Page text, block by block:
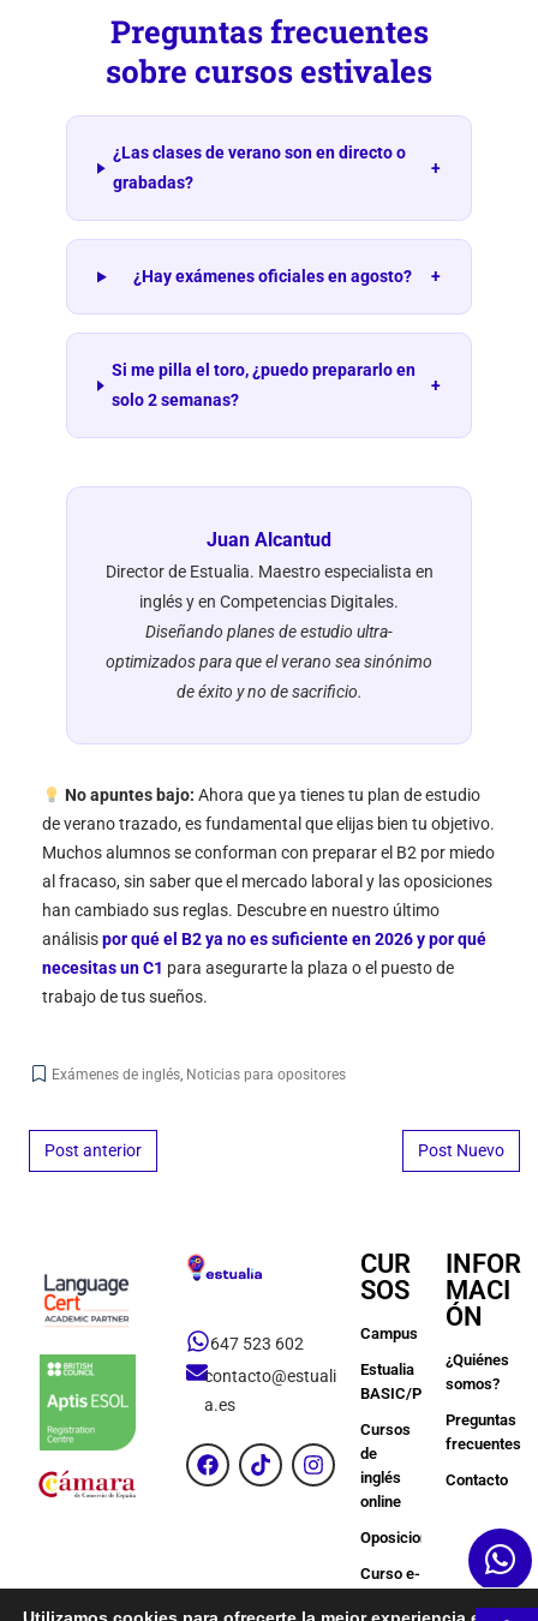
Preguntas frecuentes
sobre cursos estivales
¿Las clases de verano son en directo o
grabadas?
+
¿Hay exámenes oficiales en agosto? +
Si me pilla el toro, ¿puedo prepararlo en
solo 2 semanas?
+
Juan Alcantud
Director de Estualia. Maestro especialista en
inglés y en Competencias Digitales.
Diseñando planes de estudio ultra-
optimizados para que el verano sea sinónimo
de éxito y no de sacrificio.
No apuntes bajo: Ahora que ya tienes tu plan de estudio
de verano trazado, es fundamental que elijas bien tu objetivo.
Muchos alumnos se conforman con preparar el B2 por miedo
al fracaso, sin saber que el mercado laboral y las oposiciones
han cambiado sus reglas. Descubre en nuestro último
análisispor qué el B2 ya no es suficiente en 2026 y por qué
necesitas un C1 para asegurarte la plaza o el puesto de
trabajo de tus sueños.
Exámenes de inglés, Noticias para opositores
Post navigation
Post anterior Post Nuevo
647 523 602
contacto@estuali
a.es
CUR
SOS
Campus
Estualia
BASIC/PREMIUM
Cursos
de
inglés
online
Oposiciones
Curso e-
INFOR
MACI
ÓN
¿Quiénes
somos?
Preguntas
frecuentes
Contacto